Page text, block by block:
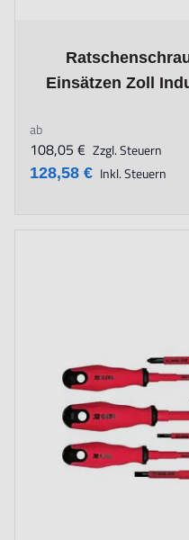
Einsätzen Zoll
The price depends on
ab
128,58 € Inkl. Steuern
108,05 € Zzgl. Steuern